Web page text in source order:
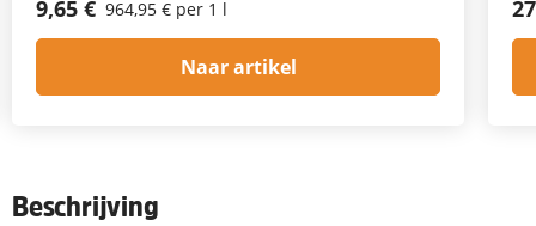
9,65 € 964,95 € per 1 l
Naar artikel
Beschrijving